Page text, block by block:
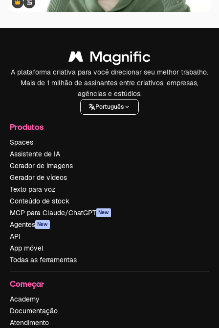
Premium
Premium
Gerado por IA
A plataforma criativa para você direcionar seu melhor trabalho.
Mais de 1 milhão de assinantes entre criativos, empresas,
agências e estúdios.
Português
Produtos
Spaces
Assistente de IA
Gerador de imagens
Gerador de vídeos
Texto para voz
Conteúdo de stock
MCP para Claude/ChatGPT New
Agentes New
API
App móvel
Todas as ferramentas
Começar
Academy
Documentação
Atendimento